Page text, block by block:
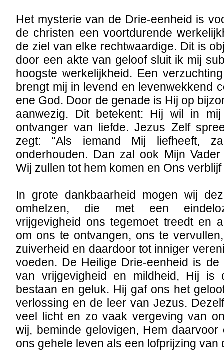
Het mysterie van de Drie-eenheid is
de christen een voortdurende
de ziel van elke rechtwaardige. Dit is
door een akte van geloof sluit ik mij
hoogste werkelijkheid. Een
brengt mij in levend en levenwekkend
ene God. Door de genade is Hij op
aanwezig. Dit betekent: Hij wil in
ontvanger van liefde. Jezus Zelf
zegt: “Als iemand Mij liefheeft,
onderhouden. Dan zal ook Mijn
Wij zullen tot hem komen en Ons verblijf
In grote dankbaarheid mogen wij
omhelzen, die met een
vrijgevigheid ons tegemoet treedt en
om ons te ontvangen, ons te
zuiverheid en daardoor tot inniger
voeden. De Heilige Drie-eenheid is de
van vrijgevigheid en mildheid, Hij is
bestaan en geluk. Hij gaf ons het
verlossing en de leer van Jezus.
veel licht en zo vaak vergeving van
wij, beminde gelovigen, Hem
ons gehele leven als een lofprijzing van